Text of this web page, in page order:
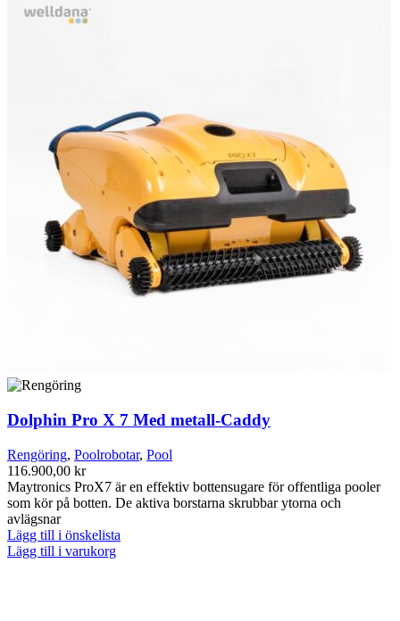
Dolphin Pro X 7 Med metall-Caddy
Rengöring, Poolrobotar, Pool
116.900,00 kr
Maytronics ProX7 är en effektiv bottensugare för offentliga pooler
som kör på botten. De aktiva borstarna skrubbar ytorna och
avlägsnar
Lägg till i önskelista
Lägg till i varukorg